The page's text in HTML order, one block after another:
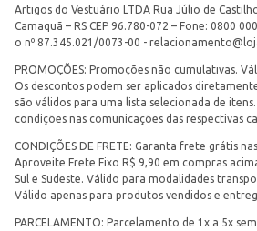
Artigos do Vestuário LTDA Rua Júlio de
Camaquã – RS CEP 96.780-072 – Fone: 0800
o nº 87.345.021/0073-00 -
PROMOÇÕES: Promoções não cumulativas.
Os descontos podem ser aplicados
são válidos para uma lista selecionada de
condições nas comunicações das respectivas
CONDIÇÕES DE FRETE: Garanta frete grátis
Aproveite Frete Fixo R$ 9,90 em compras
Sul e Sudeste. Válido para modalidades
Válido apenas para produtos vendidos e
PARCELAMENTO: Parcelamento de 1x a 5x